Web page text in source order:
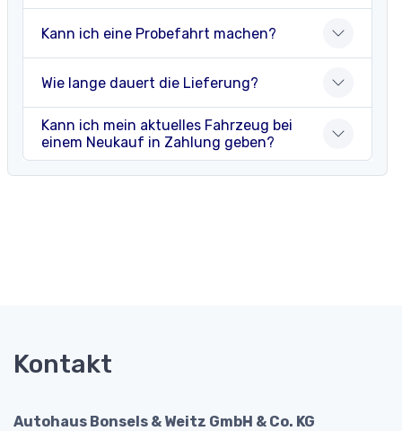
Kann ich eine Probefahrt machen?
Wie lange dauert die Lieferung?
Kann ich mein aktuelles Fahrzeug bei
einem Neukauf in Zahlung geben?
Kontakt
Autohaus Bonsels & Weitz GmbH & Co. KG